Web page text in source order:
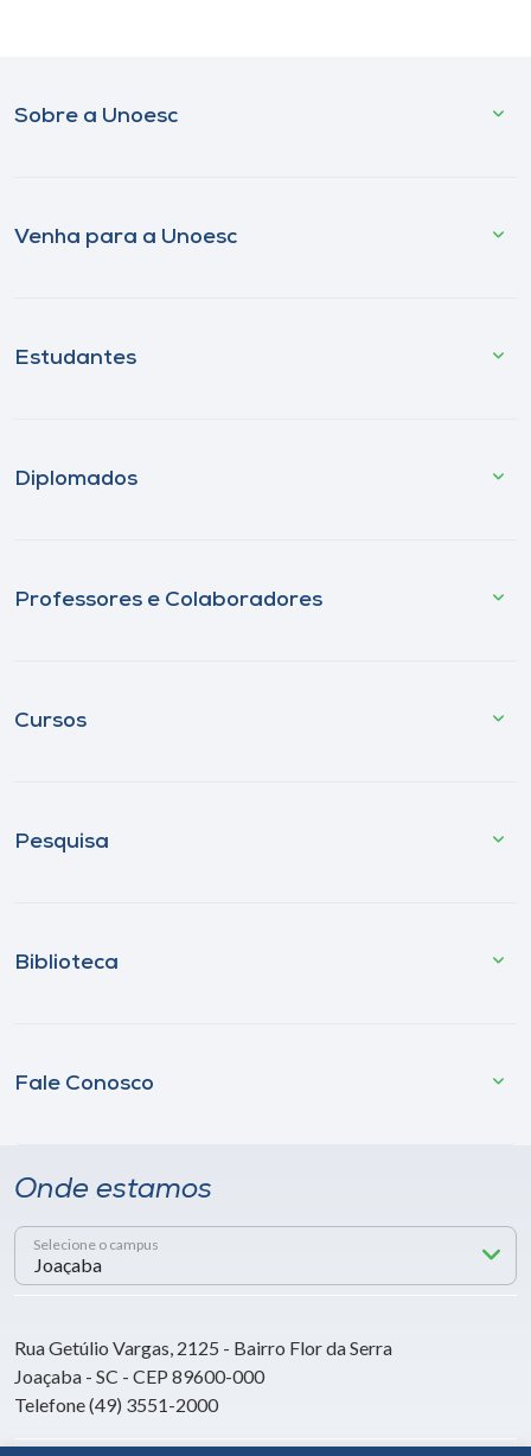
Sobre a Unoesc
Venha para a Unoesc
Estudantes
Diplomados
Professores e Colaboradores
Cursos
Pesquisa
Biblioteca
Fale Conosco
Onde estamos
Selecione o campus
Rua Getúlio Vargas, 2125 - Bairro Flor da Serra
Joaçaba - SC - CEP 89600-000
Telefone (49) 3551-2000